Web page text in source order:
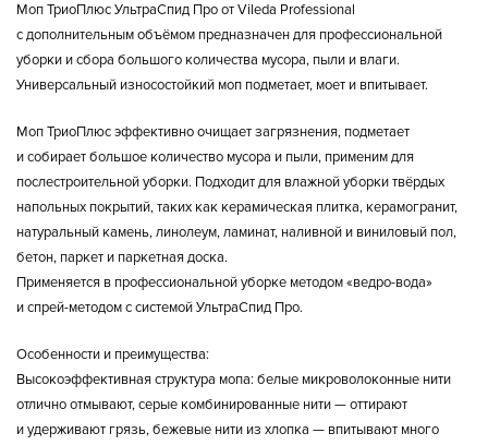
Моп ТриоПлюс УльтраСпид Про от Vileda Professional
с дополнительным объёмом предназначен для профессиональной
уборки и сбора большого количества мусора, пыли и влаги.
Универсальный износостойкий моп подметает, моет и впитывает.
Моп ТриоПлюс эффективно очищает загрязнения, подметает
и собирает большое количество мусора и пыли, применим для
послестроительной уборки. Подходит для влажной уборки твёрдых
напольных покрытий, таких как керамическая плитка, керамогранит,
натуральный камень, линолеум, ламинат, наливной и виниловый пол,
бетон, паркет и паркетная доска.
Применяется в профессиональной уборке методом «ведро-вода»
и спрей-методом с системой УльтраСпид Про.
Особенности и преимущества:
Высокоэффективная структура мопа: белые микроволоконные нити
отлично отмывают, серые комбинированные нити — оттирают
и удерживают грязь, бежевые нити из хлопка — впитывают много